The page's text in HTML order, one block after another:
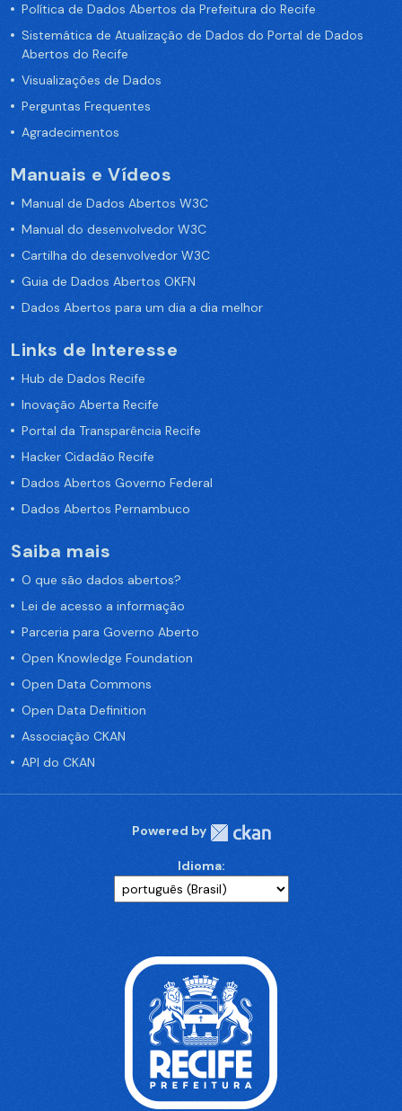
Política de Dados Abertos da Prefeitura do Recife
Sistemática de Atualização de Dados do Portal de Dados
Abertos do Recife
Visualizações de Dados
Perguntas Frequentes
Agradecimentos
Manuais e Vídeos
Manual de Dados Abertos W3C
Manual do desenvolvedor W3C
Cartilha do desenvolvedor W3C
Guia de Dados Abertos OKFN
Dados Abertos para um dia a dia melhor
Links de Interesse
Hub de Dados Recife
Inovação Aberta Recife
Portal da Transparência Recife
Hacker Cidadão Recife
Dados Abertos Governo Federal
Dados Abertos Pernambuco
Saiba mais
O que são dados abertos?
Lei de acesso a informação
Parceria para Governo Aberto
Open Knowledge Foundation
Open Data Commons
Open Data Definition
Associação CKAN
API do CKAN
Powered by
Idioma